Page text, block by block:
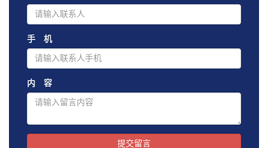
手 机
内 容
提交留言